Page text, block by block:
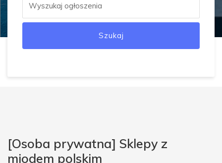
Szukaj
[Osoba prywatna] Sklepy z
miodem polskim